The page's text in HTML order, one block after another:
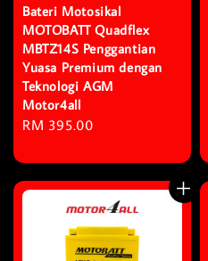
Bateri Motosikal
MOTOBATT Quadflex
MBTZ14S Penggantian
Yuasa Premium dengan
Teknologi AGM
Motor4all
Regular
RM 395.00